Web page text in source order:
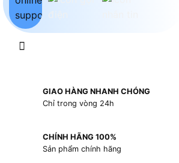
GIAO HÀNG NHANH CHÓNG
Chỉ trong vòng 24h
CHÍNH HÃNG 100%
Sản phẩm chính hãng